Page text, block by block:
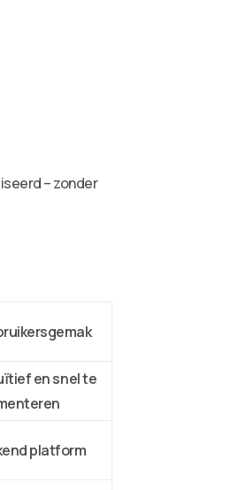
– zonder
en snel te
platform